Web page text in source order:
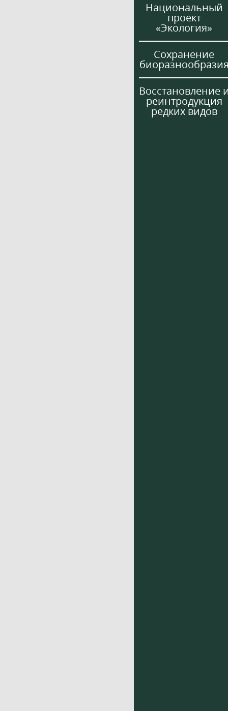
Национальный
проект
«Экология»
Сохранение
Восстановление
реинтродукция
редких видов